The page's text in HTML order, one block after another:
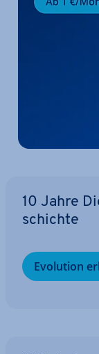
10 Jahre
schich­te
Evolution